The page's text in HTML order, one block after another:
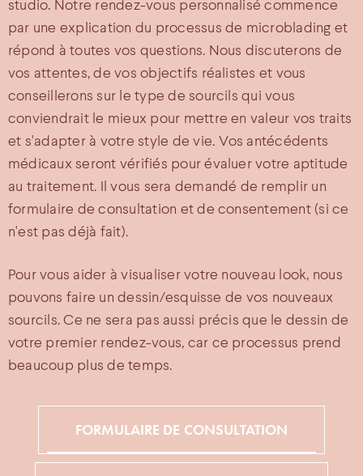
studio. Notre rendez-vous personnalisé commence
par une explication du processus de microblading et
répond à toutes vos questions. Nous discuterons de
vos attentes, de vos objectifs réalistes et vous
conseillerons sur le type de sourcils qui vous
conviendrait le mieux pour mettre en valeur vos traits
et s'adapter à votre style de vie. Vos antécédents
médicaux seront vérifiés pour évaluer votre aptitude
au traitement. Il vous sera demandé de remplir un
formulaire de consultation et de consentement (si ce
n'est pas déjà fait).
Pour vous aider à visualiser votre nouveau look, nous
pouvons faire un dessin/esquisse de vos nouveaux
sourcils. Ce ne sera pas aussi précis que le dessin de
votre premier rendez-vous, car ce processus prend
beaucoup plus de temps.
FORMULAIRE DE CONSULTATION